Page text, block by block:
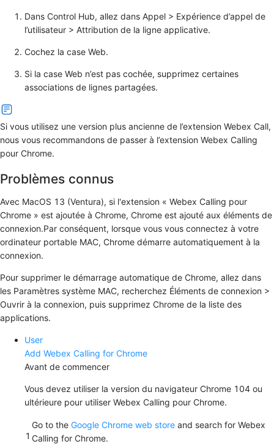
Dans Control Hub, allez dans Appel > Expérience d’appel de
l’utilisateur > Attribution de la ligne applicative.
Cochez la case Web.
Si la case Web n’est pas cochée, supprimez certaines
associations de lignes partagées.
Si vous utilisez une version plus ancienne de l’extension Webex Call,
nous vous recommandons de passer à l’extension Webex Calling
pour Chrome.
Problèmes connus
Avec MacOS 13 (Ventura), si l'extension « Webex Calling pour
Chrome » est ajoutée à Chrome, Chrome est ajouté aux éléments de
connexion.Par conséquent, lorsque vous vous connectez à votre
ordinateur portable MAC, Chrome démarre automatiquement à la
connexion.
Pour supprimer le démarrage automatique de Chrome, allez dans
les Paramètres système MAC, recherchez Éléments de connexion >
Ouvrir à la connexion, puis supprimez Chrome de la liste des
applications.
User
Add Webex Calling for Chrome
Avant de commencer
Vous devez utiliser la version du navigateur Chrome 104 ou
ultérieure pour utiliser Webex Calling pour Chrome.
1
Go to the Google Chrome web store and search for Webex
Calling for Chrome.